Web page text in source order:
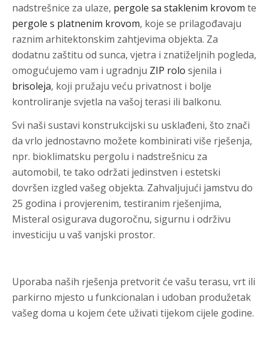
nadstrešnice za ulaze, pergole sa staklenim krovom te
pergole s platnenim krovom, koje se prilagođavaju
raznim arhitektonskim zahtjevima objekta. Za
dodatnu zaštitu od sunca, vjetra i znatiželjnih pogleda,
omogućujemo vam i ugradnju ZIP rolo sjenila i
brisoleja, koji pružaju veću privatnost i bolje
kontroliranje svjetla na vašoj terasi ili balkonu.
Svi naši sustavi konstrukcijski su usklađeni, što znači
da vrlo jednostavno možete kombinirati više rješenja,
npr. bioklimatsku pergolu i nadstrešnicu za
automobil, te tako održati jedinstven i estetski
dovršen izgled vašeg objekta. Zahvaljujući jamstvu do
25 godina i provjerenim, testiranim rješenjima,
Misteral osigurava dugoročnu, sigurnu i održivu
investiciju u vaš vanjski prostor.
Uporaba naših rješenja pretvorit će vašu terasu, vrt ili
parkirno mjesto u funkcionalan i udoban produžetak
vašeg doma u kojem ćete uživati tijekom cijele godine.